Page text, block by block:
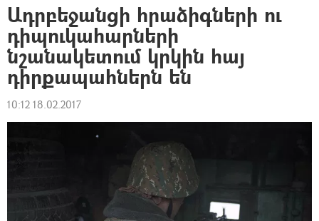
Ադրբեջանցի հրաձիգների ու
դիպուկահարների
նշանակետում կրկին հայ
դիրքապահներն են
10:12 18.02.2017